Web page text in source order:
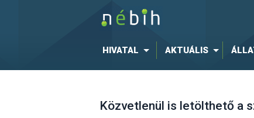
HIVATAL AKTUÁLIS
Közvetlenül is letölthető a